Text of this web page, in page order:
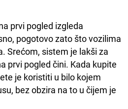
prvi pogled izgleda
pogotovo zato što vozilima
Srećom, sistem je lakši za
prvi pogled čini. Kada kupite
je koristiti u bilo kojem
bez obzira na to u čijem je